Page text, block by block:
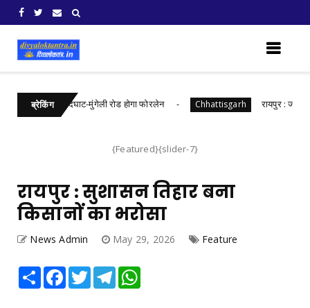
ब्रेकिंग
लागत से नांदघाट-मुंगेली रोड होगा फोरलेन Chhattisgarh रायपुर : जल संरक्षण
{Featured}{slider-7}
रायपुर : सुशासन तिहार बना
किसानों का भरोसा
News Admin May 29, 2026 Feature
Share Facebook
TwitterTelegram